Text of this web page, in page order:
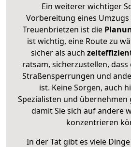
Ein weiterer wichtiger
Vorbereitung eines
Treuenbrietzen ist die
ist wichtig, eine Route zu
sicher als auch
ratsam, sicherzustellen,
Straßensperrungen und
ist. Keine Sorgen, auch
Spezialisten und übernehmen
damit Sie sich auf andere
konzentrieren
In der Tat gibt es viele